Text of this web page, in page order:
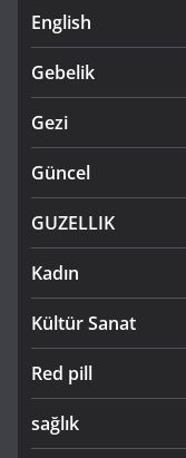
English
Gebelik
Gezi
Güncel
GUZELLIK
Kadın
Kültür Sanat
Red pill
sağlık